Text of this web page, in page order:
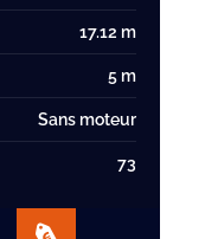
17.12 m
5 m
Sans moteur
73